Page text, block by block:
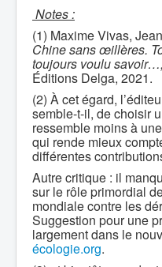
Notes :
(1) Maxime Vivas,
Chine sans œillères.
toujours voulu savoir…,
Éditions Delga, 2021.
(2) À cet égard,
semble-t-il, de choisir
ressemble moins à
qui rende mieux
différentes
Autre critique : il
sur le rôle primordial
mondiale contre les
Suggestion pour une
largement dans le
écologie.org.